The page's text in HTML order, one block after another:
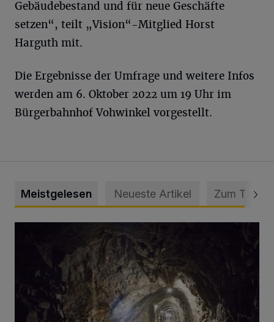
Gebäudebestand und für neue Geschäfte
setzen“, teilt „Vision“-Mitglied Horst
Harguth mit.
Die Ergebnisse der Umfrage und weitere Infos
werden am 6. Oktober 2022 um 19 Uhr im
Bürgerbahnhof Vohwinkel vorgestellt.
Meistgelesen Neueste Artikel Zum Thema